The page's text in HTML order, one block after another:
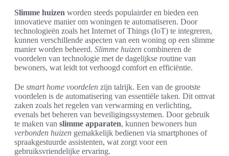
Slimme huizen worden steeds populairder en bieden een
innovatieve manier om woningen te automatiseren. Door
technologieën zoals het Internet of Things (IoT) te integreren,
kunnen verschillende aspecten van een woning op een slimme
manier worden beheerd. Slimme huizen combineren de
voordelen van technologie met de dagelijkse routine van
bewoners, wat leidt tot verhoogd comfort en efficiëntie.
De smart home voordelen zijn talrijk. Een van de grootste
voordelen is de automatisering van essentiële taken. Dit omvat
zaken zoals het regelen van verwarming en verlichting,
evenals het beheren van beveiligingssystemen. Door gebruik
te maken van slimme apparaten, kunnen bewoners hun
verbonden huizen gemakkelijk bedienen via smartphones of
spraakgestuurde assistenten, wat zorgt voor een
gebruiksvriendelijke ervaring.